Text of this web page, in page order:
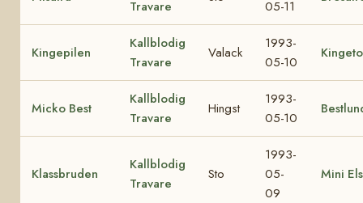
Travare
05-11
Kingepilen
Kallblodig
Travare
Valack
1993-
05-10
Micko Best
Kallblodig
Travare
Hingst
1993-
05-10
Klassbruden
Kallblodig
Travare
Sto
1993-
05-
09
Mini